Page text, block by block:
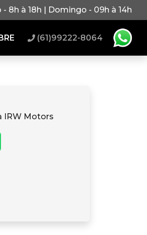
- 8h à 18h | Domingo - 09h à 14h
(61)99222-8064
IRW Motors